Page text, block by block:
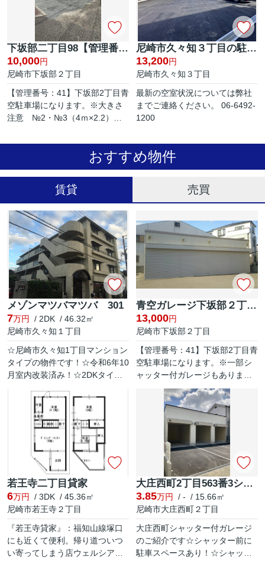
下坂部二丁目98【管理番号：93】
10,000円
尼崎市下坂部２丁目
【管理番号：41】下坂部2丁目青
空駐車場になります。※大きさ
注意 №2・№3（4ｍ×2.2）軽
№4・№5（5.5×2.5）バックで駐
車 ※空き確認はお電話または、
尼崎市久々知３丁目の駐車場
13,200円
尼崎市久々知３丁目
最新の空室状況については弊社
までご連絡ください。 06-6492-
1200
おすすめ物件
賃貸 売買
メゾンマツバマツバ 301
7万円
/ 2DK / 46.32㎡
尼崎市久々知１丁目
☆尼崎市久々知1丁目マンション
タイプの物件です！☆令和6年10
月室内改装済み！☆2DKタイプ
たしの物件です！☆徒歩6分のと
ころにスーパーもあり、利便性
青空ガレージ下坂部２丁目100（管理番号：41）
13,000円
尼崎市下坂部２丁目
【管理番号：41】下坂部2丁目青
空駐車場になります。※一部シ
ャッター付ガレージもありま
す。 ※空き確認はお電話また
は、メールでお問合せくださ
若王寺二丁目貸家
6万円
/ 3DK / 45.36㎡
尼崎市若王寺２丁目
『若王寺貸家』：福知山線塚口
にも近くて便利。帰り道ついつ
い寄ってしまう店ウェルシア御
大庄西町2丁目563番3シャッター付ガレージ
3.85万円
/ - / 15.66㎡
尼崎市大庄西町２丁目
大庄西町シャッター付ガレージ
のご紹介です☆シャッター前に
駐車スペースあり！☆シャッタ